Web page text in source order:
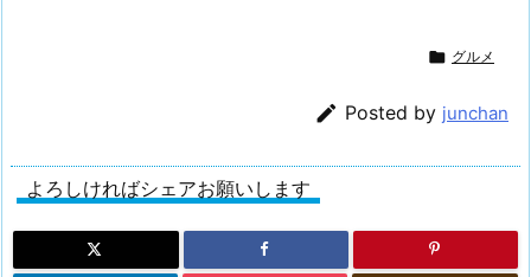
 グルメ
 Posted by junchan
よろしければシェアお願いします